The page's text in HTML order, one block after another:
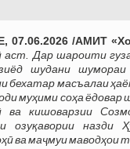
07.06.2026 /АМИТ
аст. Дар шароити
шудани
бехатар масъалаи
муҳими соҳа
ва кишоварзии
озуқавории назди
ва маҷмуи маводҳои